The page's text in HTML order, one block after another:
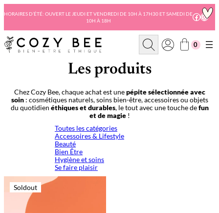
au
HORAIRES D’ÉTÉ: OUVERT LE JEUDI ET VENDREDI DE 10H À 17H30 ET SAMEDI DE
10H À 18H
R
c
h
e
h
e
0
Les produits
Chez Cozy Bee, chaque achat est unepépite sélectionnée avec
soin: cosmétiques naturels, soins bien-être, accessoires ou objets
du quotidien éthiques et durables, le tout avec une touche defun
et de magie!
Toutes les catégories
Accessoires & Lifestyle
Beauté
Bien Être
Hygiène et soins
Se faire plaisir
Soldout